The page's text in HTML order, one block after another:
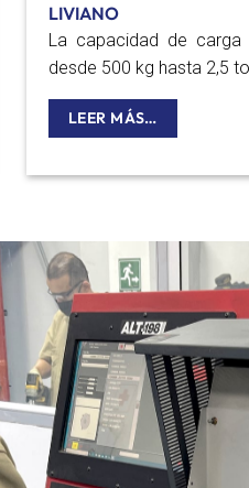
LIVIANO
La capacidad de
desde 500 kg hasta 2,5
LEER MÁS…